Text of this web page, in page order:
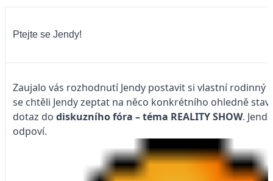
Ptejte se Jendy!
Zaujalo vás rozhodnutí Jendy postavit si vlastní rodinný
se chtěli Jendy zeptat na něco konkrétního ohledně
dotaz do diskuzního fóra – téma REALITY SHOW.
odpoví.